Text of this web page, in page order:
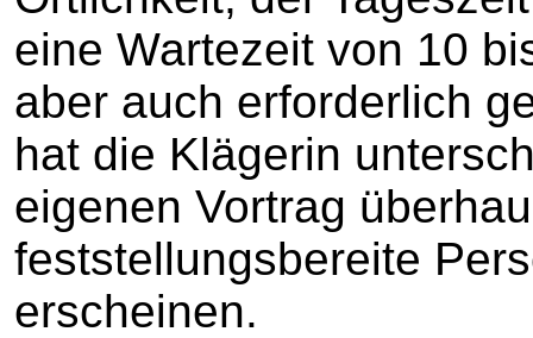
eine Wartezeit von 10
aber auch erforderlich
hat die Klägerin
eigenen Vortrag
feststellungsbereite
erscheinen.